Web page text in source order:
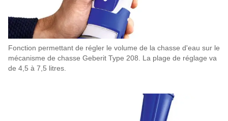
Fonction permettant de régler le volume de la chasse d'eau sur le
mécanisme de chasse Geberit Type 208. La plage de réglage va
de 4,5 à 7,5 litres.